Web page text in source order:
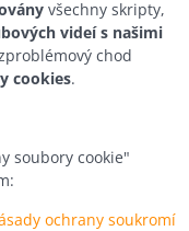
všechny skripty,
videí s našimi
chod
cookies.
soubory cookie"
ochrany soukromí